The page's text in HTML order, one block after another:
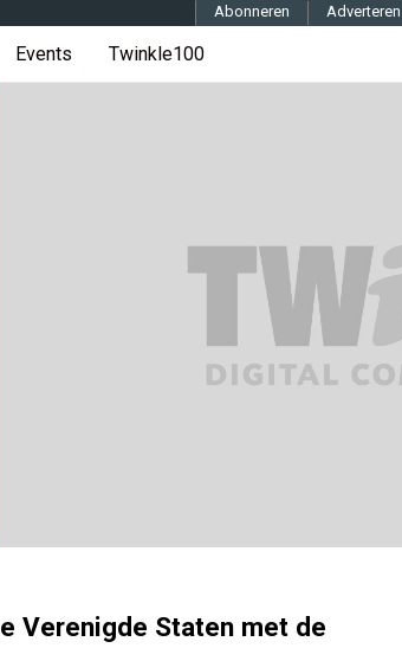
Events Twinkle100
Abonneren Adverteren
Verenigde Staten met de